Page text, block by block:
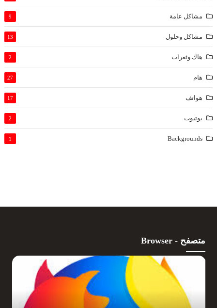
مشاكل عامة 9
مشاكل وحلول 13
هاك وثغرات 2
هام 27
هواتف 17
يوتيوب 2
Backgrounds
1
متصفح - Browser